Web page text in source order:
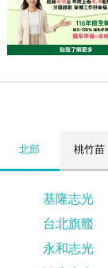
北部 桃竹苗
基隆志光
台北旗艦
永和志光